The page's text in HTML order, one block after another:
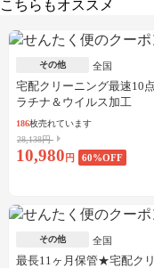
こちらもオススメ
その他 全国
宅配クリーニング最速10
ラチナ＆ウイルス加工
186枚売れています
28,138円
10,980 円 60%OFF
その他 全国
最長11ヶ月保管★宅配ク